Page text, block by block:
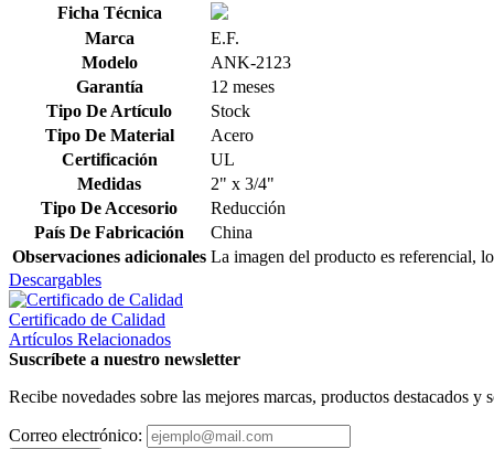
Ficha Técnica
Marca
E.F.
Modelo
ANK-2123
Garantía
12 meses
Tipo De Artículo
Stock
Tipo De Material
Acero
Certificación
UL
Medidas
2" x 3/4"
Tipo De Accesorio
Reducción
País De Fabricación
China
Observaciones adicionales La imagen del producto es referencial,
Descargables
Certificado de Calidad
Artículos Relacionados
Suscríbete a nuestro newsletter
Recibe novedades sobre las mejores marcas, productos destacados y
Correo electrónico: